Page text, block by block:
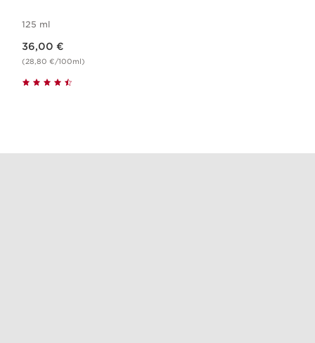
125 ml
36,00 €
(28,80 €/100ml)